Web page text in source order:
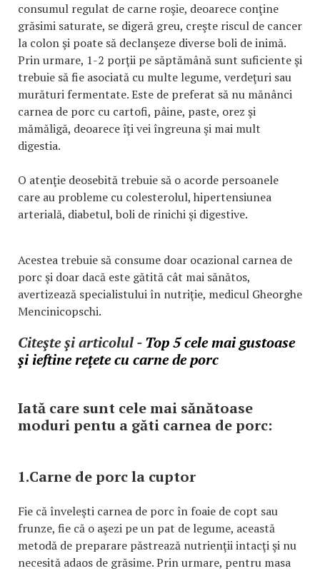
consumul regulat de carne roşie, deoarece conţine
grăsimi saturate, se digeră greu, creşte riscul de cancer
la colon şi poate să declanşeze diverse boli de inimă.
Prin urmare, 1-2 porţii pe săptămână sunt suficiente şi
trebuie să fie asociată cu multe legume, verdeţuri sau
murături fermentate. Este de preferat să nu mănânci
carnea de porc cu cartofi, pâine, paste, orez şi
mămăligă, deoarece îţi vei îngreuna şi mai mult
digestia.
O atenţie deosebită trebuie să o acorde persoanele
care au probleme cu colesterolul, hipertensiunea
arterială, diabetul, boli de rinichi şi digestive.
Acestea trebuie să consume doar ocazional carnea de
porc şi doar dacă este gătită cât mai sănătos,
avertizează specialistului în nutriţie, medicul Gheorghe
Mencinicopschi.
Citeşte şi articolul -Top 5 cele mai gustoase
şi ieftine reţete cu carne de porc
Iată care sunt cele mai sănătoase
moduri pentu a găti carnea de porc:
1.Carne de porc la cuptor
Fie că înveleşti carnea de porc în foaie de copt sau
frunze, fie că o aşezi pe un pat de legume, această
metodă de preparare păstrează nutrienţii intacţi şi nu
necesită adaos de grăsime. Prin urmare, pentru masa